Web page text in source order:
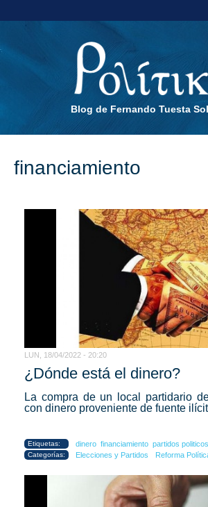
Blog de Fernando Tuesta
financiamiento
LUN, 18/04/2022 - 20:20
¿Dónde está el dinero?
La compra de un local partidario
con dinero proveniente de fuente
Etiquetas: dinero financiamiento partidos politicos
Categorías: Elecciones y Partidos Reforma